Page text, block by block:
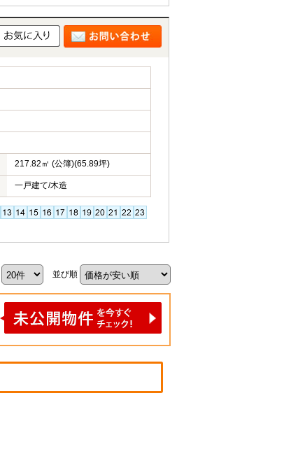
217.82㎡ (公簿)(65.89坪)
一戸建て/木造
並び順